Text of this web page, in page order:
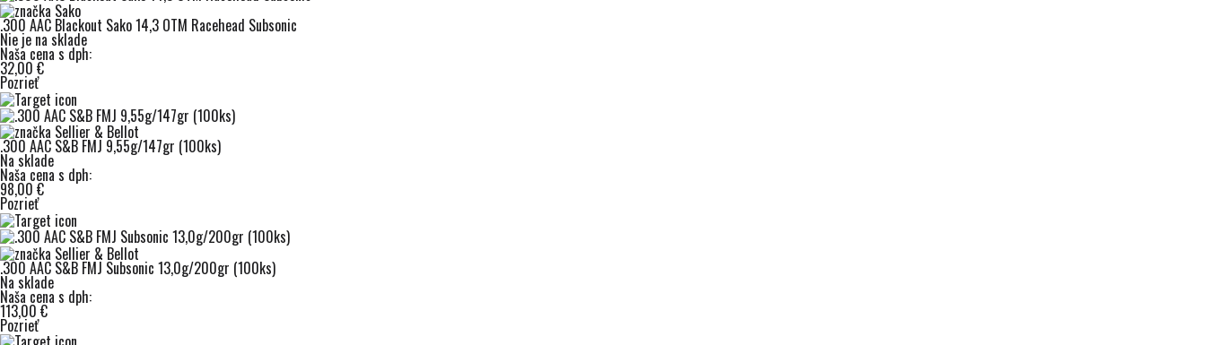
.300 AAC Blackout Sako 14,3 OTM Racehead Subsonic
Nie je na sklade
Naša cena s dph:
32,00 €
Pozrieť
.300 AAC S&B FMJ 9,55g/147gr (100ks)
Na sklade
Naša cena s dph:
98,00 €
Pozrieť
.300 AAC S&B FMJ Subsonic 13,0g/200gr (100ks)
Na sklade
Naša cena s dph:
113,00 €
Pozrieť